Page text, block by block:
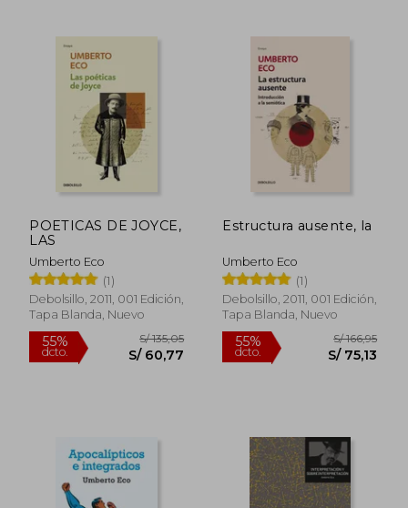
55%
dcto. S/ 69,40 dcto. S/
POETICAS DE JOYCE,
LAS
Umberto Eco
(1)
Debolsillo, 2011, 001 Edición,
Tapa Blanda, Nuevo
Estructura ausente, la
Umberto Eco
(1)
Debolsillo, 2011, 001 Edición,
Tapa Blanda, Nuevo